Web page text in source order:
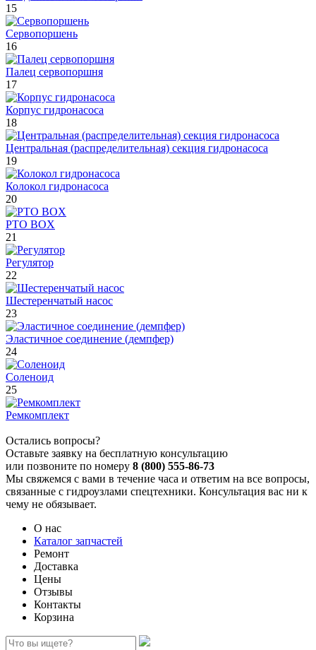
15
Сервопоршень
16
Палец сервопоршня
17
Корпус гидронасоса
18
Центральная (распределительная) секция гидронасоса
19
Колокол гидронасоса
20
PTO BOX
21
Регулятор
22
Шестеренчатый насос
23
Эластичное соединение (демпфер)
24
Соленоид
25
Ремкомплект
Остались вопросы?
Оставьте заявку на бесплатную консультацию
или позвоните по номеру 8 (800) 555-86-73
Мы свяжемся с вами в течение часа и ответим на все вопросы,
связанные с гидроузлами спецтехники. Консультация вас ни к
чему не обязывает.
О нас
Каталог запчастей
Ремонт
Доставка
Цены
Отзывы
Контакты
Корзина